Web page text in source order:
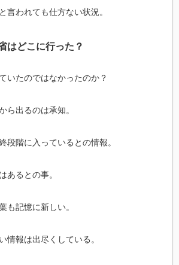
言われても仕方ない状況。
はどこに行った？
いたのではなかったのか？
ら出るのは承知。
段階に入っているとの情報。
あるとの事。
も記憶に新しい。
情報は出尽くしている。